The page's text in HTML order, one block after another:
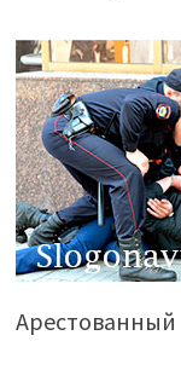
Арестованный